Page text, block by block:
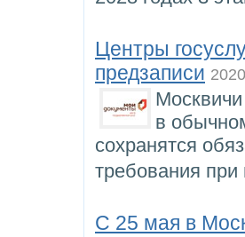
Центры
предзаписи
в
сохранятся
требования
С 25 мая в